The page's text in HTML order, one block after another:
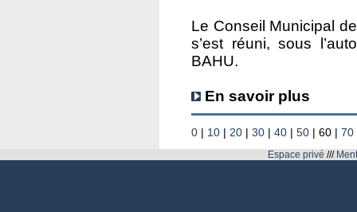
Le Conseil Municipal
s’est réuni, sous
BAHU.
En savoir plus
0 | 10 | 20 | 30 | 40 | 50 | 60 | 70
Espace privé ///